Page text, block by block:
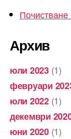
Почистване
Архив
юли 2023(1)
февруари
юли 2022(1)
декември
юни 2020(1)